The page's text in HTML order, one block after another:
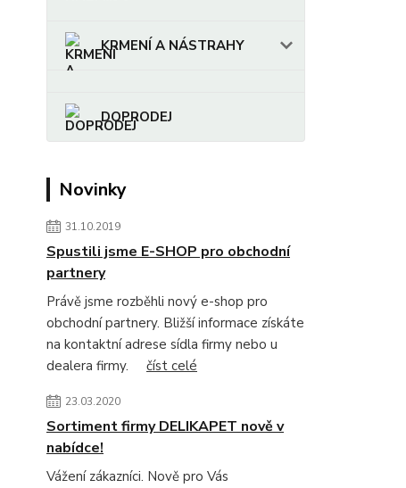
KRMENÍ A NÁSTRAHY
DOPRODEJ
Novinky
31.10.2019
Spustili jsme E-SHOP pro obchodní
partnery
Právě jsme rozběhli nový e-shop pro
obchodní partnery. Bližší informace získáte
na kontaktní adrese sídla firmy nebo u
dealera firmy. číst celé
23.03.2020
Sortiment firmy DELIKAPET nově v
nabídce!
Vážení zákazníci. Nově pro Vás